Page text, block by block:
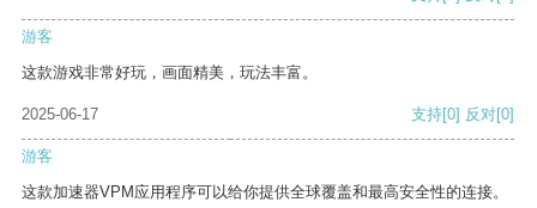
游客
这款游戏非常好玩，画面精美，玩法丰富。
2025-06-17 支持[0] 反对[0]
游客
这款加速器VPM应用程序可以给你提供全球覆盖和最高安全性的连接。